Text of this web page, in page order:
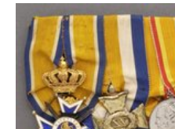
boek (178)